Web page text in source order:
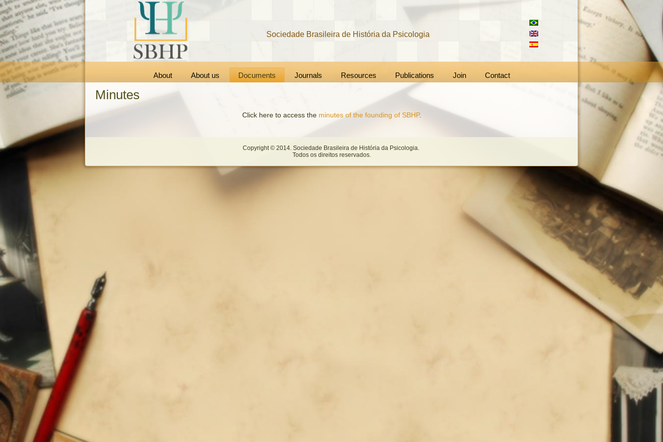
Sociedade Brasileira de História da Psicologia
About About us Documents Journals Resources Publications Join Contact
Minutes
Click here to access the minutes of the founding of SBHP.
Copyright © 2014. Sociedade Brasileira de História da Psicologia.
Todos os direitos reservados.